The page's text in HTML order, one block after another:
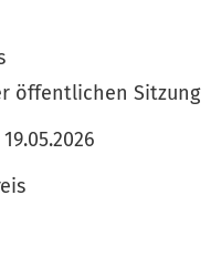
öffentlichen Sitzung